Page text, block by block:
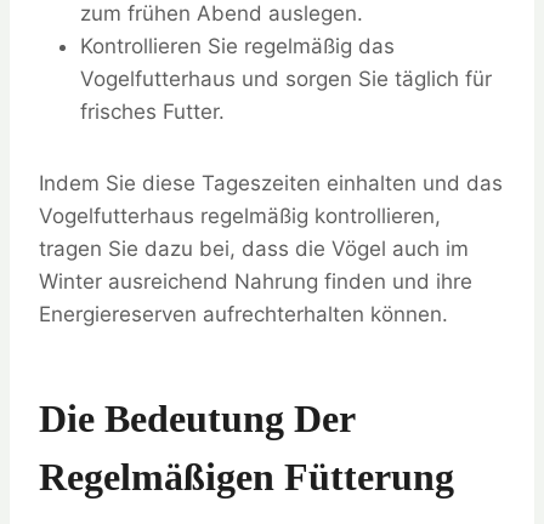
zum frühen Abend auslegen.
Kontrollieren Sie regelmäßig das
Vogelfutterhaus und sorgen Sie täglich für
frisches Futter.
Indem Sie diese Tageszeiten einhalten und das
Vogelfutterhaus regelmäßig kontrollieren,
tragen Sie dazu bei, dass die Vögel auch im
Winter ausreichend Nahrung finden und ihre
Energiereserven aufrechterhalten können.
Die Bedeutung Der
Regelmäßigen Fütterung